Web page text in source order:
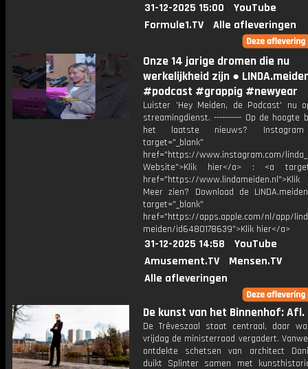
31-12-2025 15:00
YouTube
Formule1.TV
Alle afleveringen
Onze 14 jarige dromen die nu
werkelijkheid zijn ●
#podcast #grappig #newyear
Luister 'Hey Meiden, de Podcast' nu
streamingdienst. ---------- Op de hoogte
het laatste nieuws?
target="_blank"
href="https://www.instagram.com/
Website">Klik hier</a> : <a
href="https://
Meer zien? Download de
target="_blank"
href="https://apps.apple.com/nl/app/
meiden/id6480178639">Klik hier</a>
31-12-2025 14:58
YouTube
Amusement.TV
Mensen.TV
Alle afleveringen
De kunst van het Binnenhof: Afl.
De Trêveszaal staat centraal, daar
vrijdag de ministerraad vergadert.
ontdekte schetsen van architect
duikt Splinter samen met